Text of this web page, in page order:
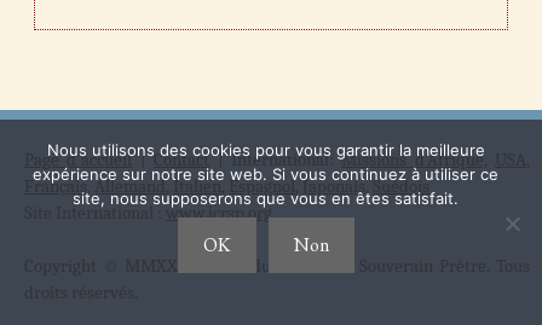
Page d'accueil|Contact| International:Missions d'Afrique, USA,
Français,Allemand, Italien, Espagnol,Japonais,Suédois
Site International : www.icrsp.org
Copyright © MMXXI Institut du Christ Roi Souverain Prêtre. Tous
droits réservés.
Nous utilisons des cookies pour vous garantir la meilleure
expérience sur notre site web. Si vous continuez à utiliser ce
site, nous supposerons que vous en êtes satisfait.
OK Non